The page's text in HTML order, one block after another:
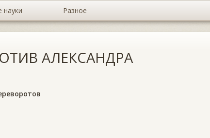
науки Разное
АЛЕКСАНДРА